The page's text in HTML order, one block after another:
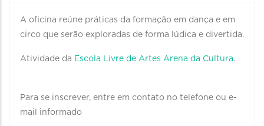
A oficina reúne práticas da formação em dança e em
circo que serão exploradas de forma lúdica e divertida.
Atividade da Escola Livre de Artes Arena da Cultura.
Para se inscrever, entre em contato no telefone ou e-
mail informado